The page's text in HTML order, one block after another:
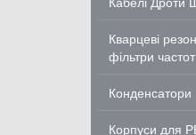
Кварцеві
фільтри частот
Конденсатори
Корпуси для